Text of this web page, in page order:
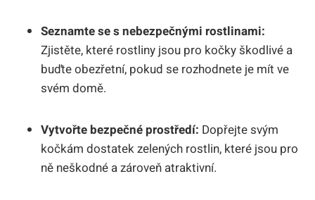
Seznamte se s nebezpečnými rostlinami:
Zjistěte, které rostliny jsou pro kočky škodlivé a
buďte obezřetní, pokud se rozhodnete je mít ve
svém domě.
Vytvořte bezpečné prostředí: Dopřejte svým
kočkám dostatek zelených rostlin, které jsou pro
ně neškodné a zároveň atraktivní.